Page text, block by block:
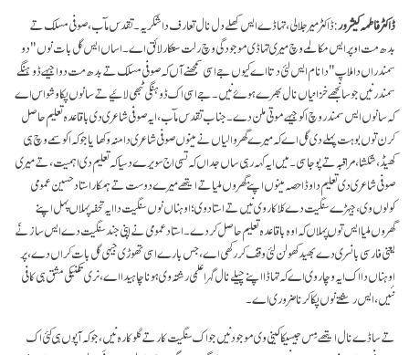
ڈاکٹر فاطمہ کیشرور: ڈاکٹر میر جلالی، تہاڈے ایس کھلے دل نال تعارف دا شکریہ۔ تقدس مآب، صوفی مسلک تے
بدھ مت اوپر ایس مکالمے وچ میری تہاڈی موجودگی وچ رلت ستکار لائق اے۔ اساں ایس گل بات نوں "دو
سمندراں دا ملاپ" دا نام ایس لئی دتا اے کیوں جے اسی سمجھنے آں کہ صوفی مسلک تے بدھ مت دو اجیہے ڈوہنگے
سمندر نیں جو سانجھے خزانیاں نال بھرے ہوۓ نیں۔ جے اسی اک ڈوہنگی ٹُبھی لائیے تے سانوں پکا وشواس اے
کہ سانوں ایس سمندر وچ اکو جیہے موتی ملن دے۔ جناب تقدس مآب، ایہ صوفی شاعری دی باقاعدہ تعلیم حاصل
کرن توں بوہت پہلے دی گل اے کہ میرے گھر والیاں نے مینوں صوفی شاعری دا منہ وکھایا جو کہ اکو سمے وچ ہی
کھیڈ، شکشا، مراقبہ تے پوجا سی۔ میں ایہ کہہ رہی ساں جداں کہ تسی اج سویرے دسیا کہ تعلیم دی اہمیت، تے میری
صوفی شاعری دی تعلیم دا وڈا حصہ مینوں اپنے گھروں ملیا تے ایتھے میرے دوست تے ہمکار استاد حسین عمومی
کولوں وی، جیہڑے سنگیت دے کلاکار وی نیں تے استاد وی؛ اوہناں نوں سنگیت دا ایہ تحفہ پہلاں پہل اپنے
گھروں ملیا ایس توں پہلاں کہ اوہ باقاعدہ تعلیم حاصل کردے۔ استاد عمومی نے اپنی جند سنگیت دے ایس ساز نَے
یعنی فارسی بانسری دے بھید کھولن لئی وقف کر رکھی اے، جس بارے اسی تھوڑی جیہی گل بات کراں دے، پر
اوہناں دا اک ایہ وچار وی اے کہ تہاڈا اپنے چیلے نال گہرا علمی رشتہ وی ہونا چاہیدا اے، نری تکنیکی مشق ہی کافی
نئیں، ایس رشتے نوں پکا کرنا ضروری اے۔
تے ساڈے نال ایتھے مِس جیسیکا کینی وی موجود نیں جو اک سنگیت کار تے گلو کارہ نیں، جو کہ آپوں ہی کئی اک